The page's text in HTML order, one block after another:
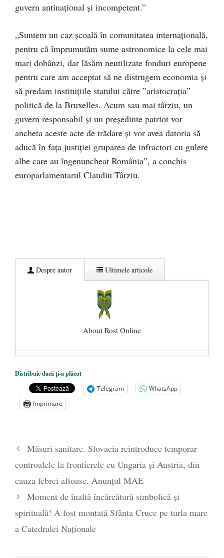
guvern antinațional și incompetent.”
„Suntem un caz școală în comunitatea internațională,
pentru că împrumutăm sume astronomice la cele mai
mari dobânzi, dar lăsăm neutilizate fonduri europene
pentru care am acceptat să ne distrugem economia și
să predam instituțiile statului către ”aristocrația”
politică de la Bruxelles. Acum sau mai târziu, un
guvern responsabil și un președinte patriot vor
ancheta aceste acte de trădare și vor avea datoria să
aducă în fața justiției gruparea de infractori cu gulere
albe care au îngenuncheat România”, a conchis
europarlamentarul Claudiu Târziu.
Despre autor Ultimele articole
About Rost Online
Dezvăluiri cutremurătoare despre
președintele Ucrainei, Volodymyr
Zelensky
- 13 mai 2026
Statul care servește Națiunea
poetului Octavian Goga, înlăturat din Iași
- 16 aprilie 2026
Distribuie dacă ți-a plăcut
Telegram
WhatsApp
Imprimare
Măsuri sanitare. Slovacia reintroduce temporar
controalele la frontierele cu Ungaria și Austria, din
cauza febrei aftoase. Anunțul MAE
Moment de înaltă încărcătură simbolică și
spirituală! A fost montată Sfânta Cruce pe turla mare
a Catedralei Naționale